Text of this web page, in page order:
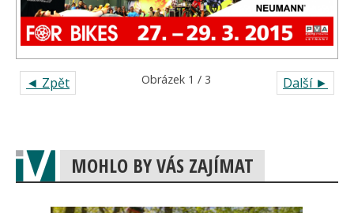
◄ Zpět Další ►
Obrázek 1 / 3
MOHLO BY VÁS ZAJÍMAT